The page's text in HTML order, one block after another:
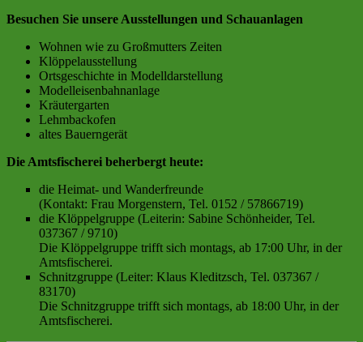
Besuchen Sie unsere Ausstellungen und Schauanlagen
Wohnen wie zu Großmutters Zeiten
Klöppelausstellung
Ortsgeschichte in Modelldarstellung
Modelleisenbahnanlage
Kräutergarten
Lehmbackofen
altes Bauerngerät
Die Amtsfischerei beherbergt heute:
die Heimat- und Wanderfreunde
(Kontakt: Frau Morgenstern, Tel. 0152 / 57866719)
die Klöppelgruppe (Leiterin: Sabine Schönheider, Tel.
037367 / 9710)
Die Klöppelgruppe trifft sich montags, ab 17:00 Uhr, in der
Amtsfischerei.
Schnitzgruppe (Leiter: Klaus Kleditzsch, Tel. 037367 /
83170)
Die Schnitzgruppe trifft sich montags, ab 18:00 Uhr, in der
Amtsfischerei.